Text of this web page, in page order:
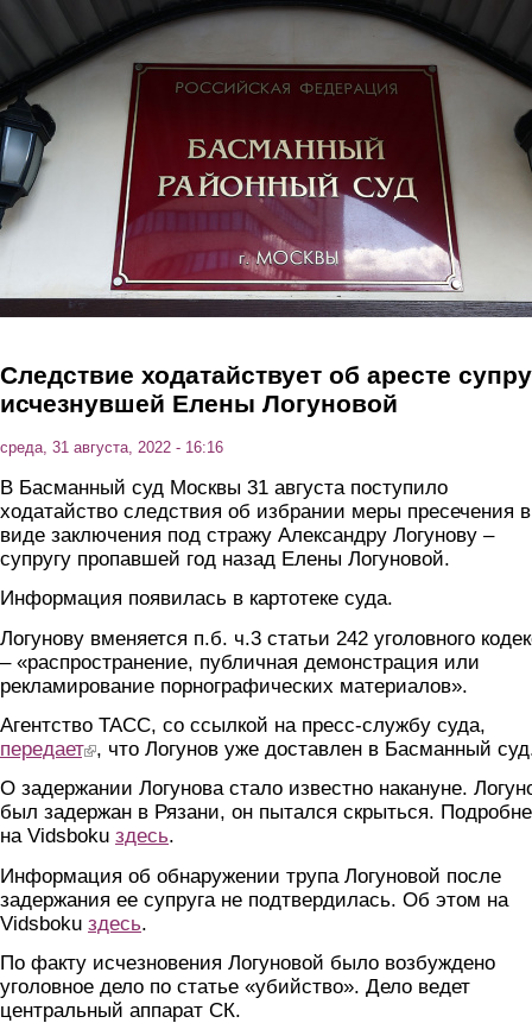
Перейти к основному содержанию
Следствие ходатайствует об аресте
исчезнувшей Елены Логуновой
среда, 31 августа, 2022 - 16:16
В Басманный суд Москвы 31 августа поступило
ходатайство следствия об избрании меры пресечения в
виде заключения под стражу Александру Логунову –
супругу пропавшей год назад Елены Логуновой.
Информация появилась в картотеке суда.
Логунову вменяется п.б. ч.3 статьи 242 уголовного
– «распространение, публичная демонстрация или
рекламирование порнографических материалов».
Агентство ТАСС, со ссылкой на пресс-службу суда,
передает(link is external)
, что Логунов уже доставлен в Басманный
О задержании Логунова стало известно накануне.
был задержан в Рязани, он пытался скрыться.
на Vidsboku здесь.
Информация об обнаружении трупа Логуновой после
задержания ее супруга не подтвердилась. Об этом на
Vidsboku здесь.
По факту исчезновения Логуновой было возбуждено
уголовное дело по статье «убийство». Дело ведет
центральный аппарат СК.